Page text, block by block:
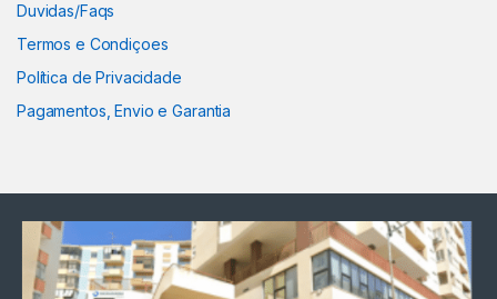
Duvidas/Faqs
Termos e Condiçoes
Política de Privacidade
Pagamentos, Envio e Garantia